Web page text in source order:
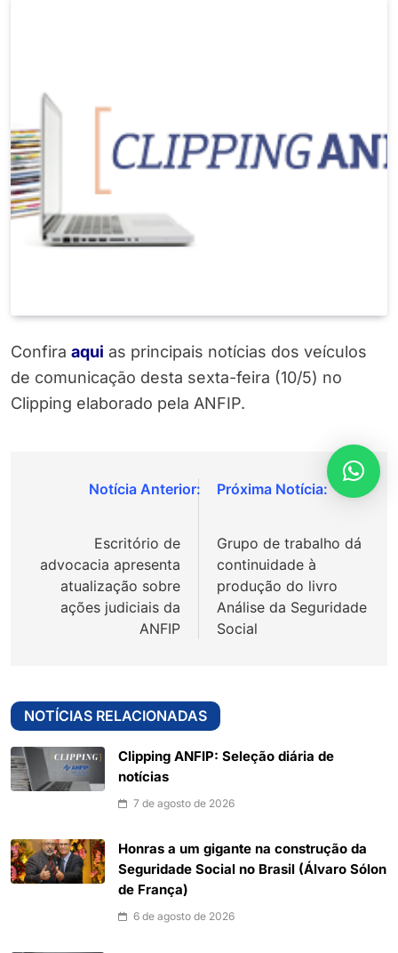
Confira aqui as principais notícias dos veículos
de comunicação desta sexta-feira (10/5) no
Clipping elaborado pela ANFIP.
Navegação
Post
Escritório de
advocacia apresenta
atualização sobre
ações judiciais da
ANFIP
Grupo de trabalho dá
continuidade à
produção do livro
Análise da Seguridade
Social
NOTÍCIAS RELACIONADAS
Clipping ANFIP: Seleção diária de
notícias
7 de agosto de 2026
Honras a um gigante na construção da
Seguridade Social no Brasil (Álvaro Sólon
de França)
6 de agosto de 2026